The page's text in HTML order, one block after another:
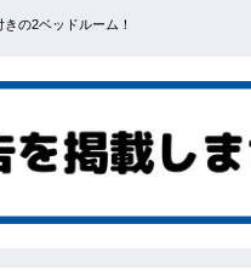
の2ベッドルーム！